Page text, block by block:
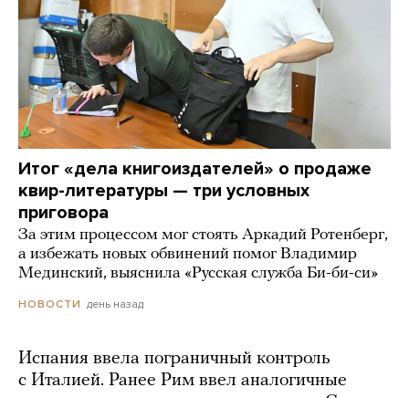
Итог «дела книгоиздателей» о продаже
квир-литературы — три условных
приговора
За этим процессом мог стоять Аркадий Ротенберг,
а избежать новых обвинений помог Владимир
Мединский, выяснила «Русская служба Би-би-си»
НОВОСТИ день назад
Испания ввела пограничный контроль
с Италией. Ранее Рим ввел аналогичные